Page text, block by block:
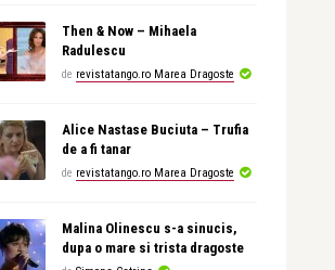
Then & Now – Mihaela
Radulescu
de revistatango.ro Marea Dragoste
Alice Nastase Buciuta – Trufia
de a fi tanar
de revistatango.ro Marea Dragoste
Malina Olinescu s-a sinucis,
dupa o mare si trista dragoste